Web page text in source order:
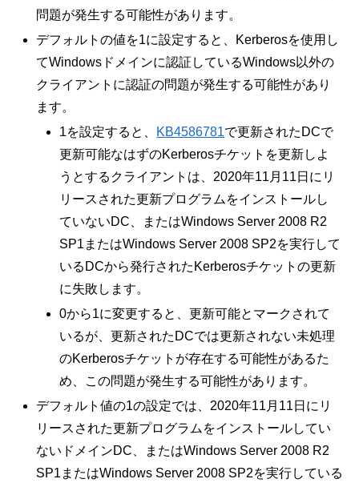
問題が発生する可能性があります。
デフォルトの値を1に設定すると、Kerberosを使用し
てWindowsドメインに認証しているWindows以外の
クライアントに認証の問題が発生する可能性があり
ます。
1を設定すると、 KB4586781で更新されたDCで
更新可能なはずのKerberosチケットを更新しよ
うとするクライアントは、2020年11月11日にリ
リースされた更新プログラムをインストールし
ていないDC、またはWindows Server 2008 R2
SP1またはWindows Server 2008 SP2を実行して
いるDCから発行されたKerberosチケットの更新
に失敗します。
0から1に変更すると、更新可能とマークされて
いるが、更新されたDCでは更新されない未処理
のKerberosチケットが存在する可能性があるた
め、この問題が発生する可能性があります。
デフォルト値の1の設定では、2020年11月11日にリ
リースされた更新プログラムをインストールしてい
ないドメインDC、またはWindows Server 2008 R2
SP1またはWindows Server 2008 SP2を実行している